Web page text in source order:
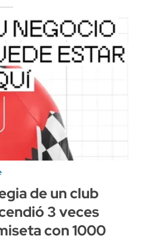
de un club
3 veces
con 1000